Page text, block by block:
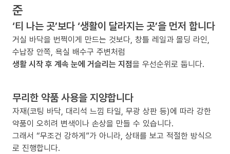
준
‘티 나는 곳’보다 ‘생활이 달라지는 곳’을 먼저 합니다
거실 바닥을 번쩍이게 만드는 것보다, 창틀 레일과 몰딩 라인,
수납장 안쪽, 욕실 배수구 주변처럼
생활 시작 후 계속 눈에 거슬리는 지점을 우선순위로 둡니다.
무리한 약품 사용을 지양합니다
자재(코팅 바닥, 대리석 느낌 타일, 무광 상판 등)에 따라 강한
약품이 오히려 변색이나 손상을 만들 수 있습니다.
그래서 “무조건 강하게”가 아니라, 상태를 보고 적절한 방식으
로 진행합니다.